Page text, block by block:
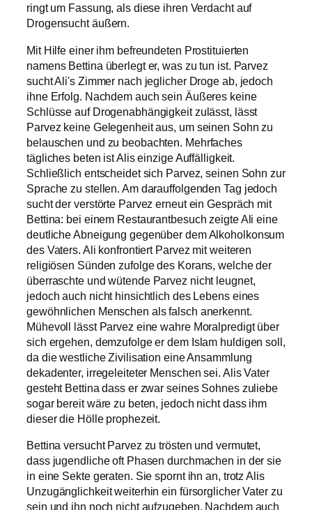
ringt um Fassung, als diese ihren Verdacht auf
Drogensucht äußern.
Mit Hilfe einer ihm befreundeten Prostituierten
namens Bettina überlegt er, was zu tun ist. Parvez
sucht Ali's Zimmer nach jeglicher Droge ab, jedoch
ihne Erfolg. Nachdem auch sein Äußeres keine
Schlüsse auf Drogenabhängigkeit zulässt, lässt
Parvez keine Gelegenheit aus, um seinen Sohn zu
belauschen und zu beobachten. Mehrfaches
tägliches beten ist Alis einzige Auffälligkeit.
Schließlich entscheidet sich Parvez, seinen Sohn zur
Sprache zu stellen. Am darauffolgenden Tag jedoch
sucht der verstörte Parvez erneut ein Gespräch mit
Bettina: bei einem Restaurantbesuch zeigte Ali eine
deutliche Abneigung gegenüber dem Alkoholkonsum
des Vaters. Ali konfrontiert Parvez mit weiteren
religiösen Sünden zufolge des Korans, welche der
überraschte und wütende Parvez nicht leugnet,
jedoch auch nicht hinsichtlich des Lebens eines
gewöhnlichen Menschen als falsch anerkennt.
Mühevoll lässt Parvez eine wahre Moralpredigt über
sich ergehen, demzufolge er dem Islam huldigen soll,
da die westliche Zivilisation eine Ansammlung
dekadenter, irregeleiteter Menschen sei. Alis Vater
gesteht Bettina dass er zwar seines Sohnes zuliebe
sogar bereit wäre zu beten, jedoch nicht dass ihm
dieser die Hölle prophezeit.
Bettina versucht Parvez zu trösten und vermutet,
dass jugendliche oft Phasen durchmachen in der sie
in eine Sekte geraten. Sie spornt ihn an, trotz Alis
Unzugänglichkeit weiterhin ein fürsorglicher Vater zu
sein und ihn noch nicht aufzugeben. Nachdem auch